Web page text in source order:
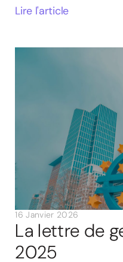
Lire l'article
16 Janvier 2026
La lettre de
2025